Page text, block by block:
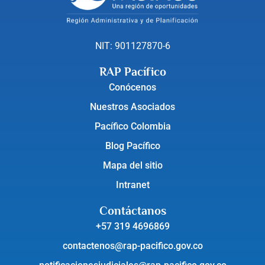
NIT: 901127870-6
RAP Pacífico
Conócenos
Nuestros Asociados
Pacífico Colombia
Blog Pacífico
Mapa del sitio
Intranet
Contáctanos
+57 319 4696869
contactenos@rap-pacifico.gov.co